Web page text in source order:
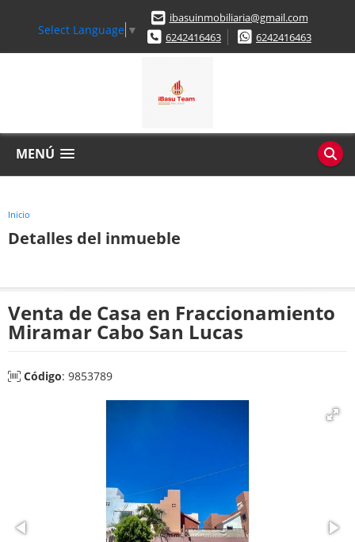
Select Language ▼
ibasuinmobiliaria@gmail.com
6242416463
6242416463
MENÚ
Inicio
Detalles del inmueble
Venta de Casa en Fraccionamiento
Miramar Cabo San Lucas
Código: 9853789